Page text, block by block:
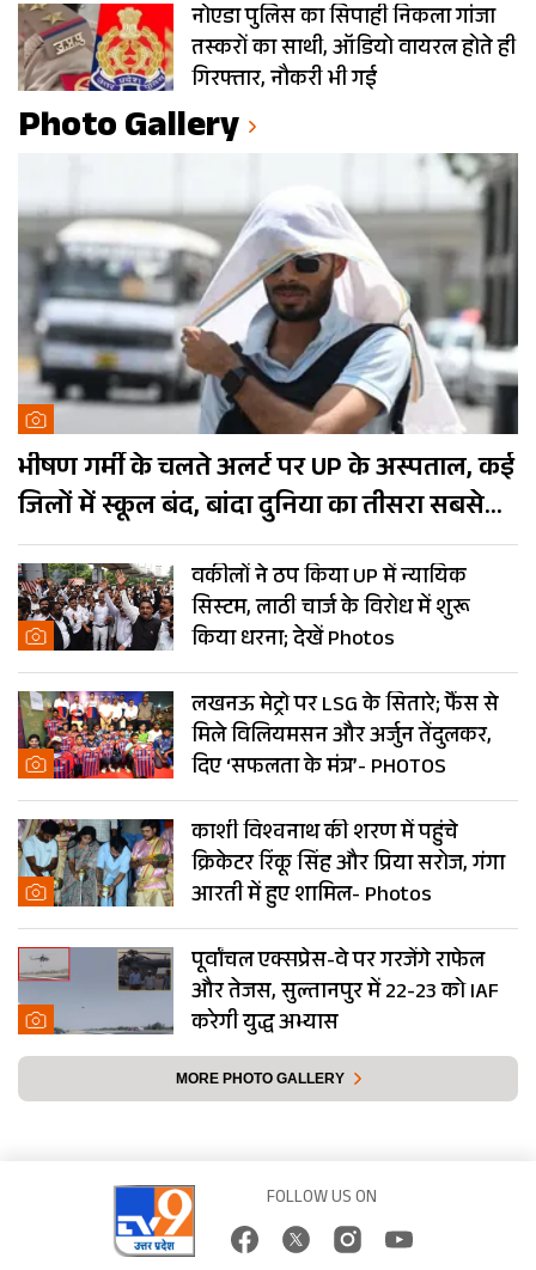
नोएडा पुलिस का सिपाही निकला गांजा
तस्करों का साथी, ऑडियो वायरल होते ही
गिरफ्तार, नौकरी भी गई
Photo Gallery
भीषण गर्मी के चलते अलर्ट पर UP के अस्पताल, कई
जिलों में स्कूल बंद, बांदा दुनिया का तीसरा सबसे
गर्म शहर
वकीलों ने ठप किया UP में न्यायिक
सिस्टम, लाठी चार्ज के विरोध में शुरू
किया धरना; देखें Photos
लखनऊ मेट्रो पर LSG के सितारे; फैंस से
मिले विलियमसन और अर्जुन तेंदुलकर,
दिए ‘सफलता के मंत्र’- PHOTOS
काशी विश्वनाथ की शरण में पहुंचे
क्रिकेटर रिंकू सिंह और प्रिया सरोज, गंगा
आरती में हुए शामिल- Photos
पूर्वांचल एक्सप्रेस-वे पर गरजेंगे राफेल
और तेजस, सुल्तानपुर में 22-23 को IAF
करेगी युद्ध अभ्यास
MORE PHOTO GALLERY
FOLLOW US ON